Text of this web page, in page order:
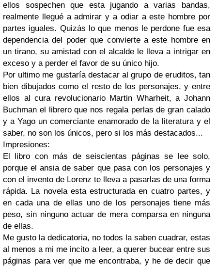
ellos sospechen que esta jugando a varias bandas,
realmente llegué a admirar y a odiar a este hombre por
partes iguales. Quizás lo que menos le perdone fue esa
dependencia del poder que convierte a este hombre en
un tirano, su amistad con el alcalde le lleva a intrigar en
exceso y a perder el favor de su único hijo.
Por ultimo me gustaría destacar al grupo de eruditos, tan
bien dibujados como el resto de los personajes, y entre
ellos al cura revolucionario Martin Wharheit, a Johann
Buchman el librero que nos regala perlas de gran calado
y a Yago un comerciante enamorado de la literatura y el
saber, no son los únicos, pero si los más destacados...
Impresiones:
El libro con más de seiscientas páginas se lee solo,
porque el ansia de saber que pasa con los personajes y
con el invento de Lorenz te lleva a pasarlas de una forma
rápida. La novela esta estructurada en cuatro partes, y
en cada una de ellas uno de los personajes tiene más
peso, sin ninguno actuar de mera comparsa en ninguna
de ellas.
Me gusto la dedicatoria, no todos la saben cuadrar, estas
al menos a mi me incito a leer, a querer bucear entre sus
páginas para ver que me encontraba, y he de decir que